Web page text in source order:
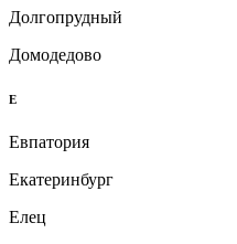
Долгопрудный
Домодедово
Е
Евпатория
Екатеринбург
Елец